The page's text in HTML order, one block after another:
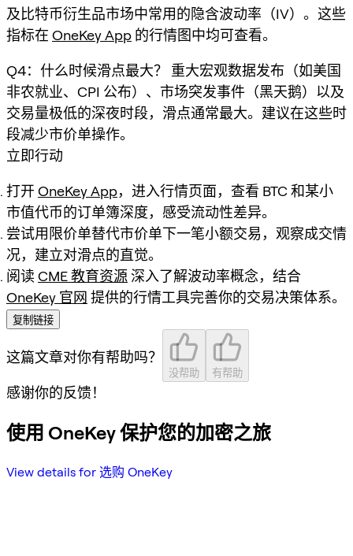
及比特币衍生品市场中常用的隐含波动率（IV）。这些
指标在 OneKey App 的行情图中均可查看。
Q4：什么时候滑点最大？ 重大宏观数据发布（如美国
非农就业、CPI 公布）、市场突发事件（黑天鹅）以及
交易量极低的深夜时段，滑点通常最大。建议在这些时
段减少市价单操作。
立即行动
打开 OneKey App，进入行情页面，查看 BTC 和某小
市值代币的订单簿深度，感受流动性差异。
尝试用限价单替代市价单下一笔小额交易，观察成交情
况，建立对滑点的直觉。
阅读 CME 教育资源 深入了解波动率概念，结合
OneKey 官网 提供的行情工具完善你的交易决策体系。
复制链接
这篇文章对你有帮助吗？
没帮助 有帮助
感谢你的反馈！
使用 OneKey 保护您的加密之旅
View details for 选购 OneKey